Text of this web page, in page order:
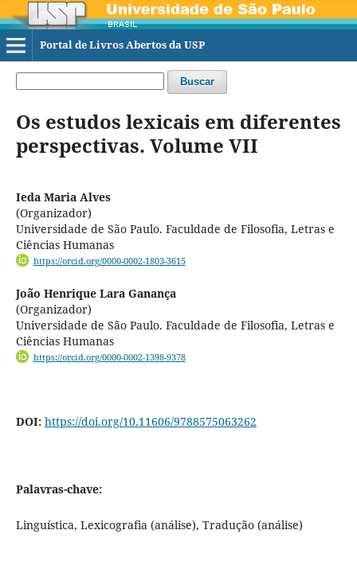
Portal de Livros Abertos da USP
Buscar
Os estudos lexicais em diferentes
perspectivas. Volume VII
Ieda Maria Alves
(Organizador)
Universidade de São Paulo. Faculdade de Filosofia, Letras e
Ciências Humanas
https://orcid.org/0000-0002-1803-3615
João Henrique Lara Ganança
(Organizador)
Universidade de São Paulo. Faculdade de Filosofia, Letras e
Ciências Humanas
https://orcid.org/0000-0002-1398-9378
DOI: https://doi.org/10.11606/9788575063262
Palavras-chave:
Linguística, Lexicografia (análise), Tradução (análise)